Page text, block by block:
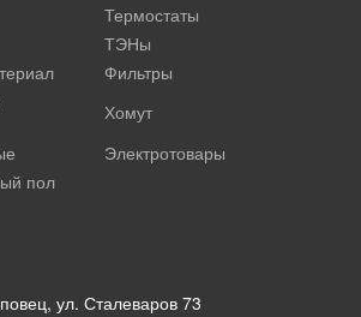
Термостаты
ТЭНы
Фильтры
Хомут
Электротовары
пол
ул. Сталеваров 73